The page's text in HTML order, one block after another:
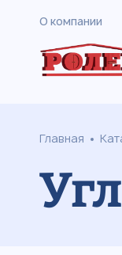
О компании
Главная